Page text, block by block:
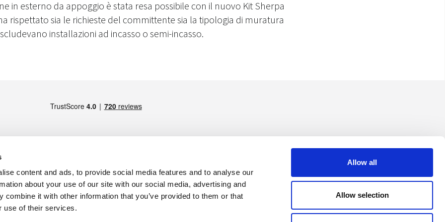
content and ads, to provide social media features and to analyse our
about your use of our site with our social media, advertising and
combine it with other information that you’ve provided to them or that
use of their services.
Allow all
Allow selection
in esterno da appoggio è stata resa possibile con il nuovo Kit Sherpa
rispettato sia le richieste del committente sia la tipologia di muratura
installazioni ad incasso o semi-incasso.
Maps
i.v. - Reg. Imp. RE
MEMBRO DI